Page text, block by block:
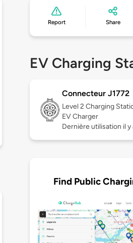
Report Share
EV Charging
Connecteur J1772
Level 2 Charging
EV Charger
Dernière utilisation il
Find Public